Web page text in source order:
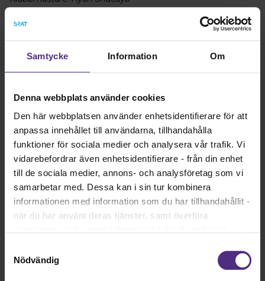
Samtycke Information Om
Denna webbplats använder cookies
Den här webbplatsen använder enhetsidentifierare för att
anpassa innehållet till användarna, tillhandahålla
funktioner för sociala medier och analysera vår trafik. Vi
vidarebefordrar även enhetsidentifierare - från din enhet
till de sociala medier, annons- och analysföretag som vi
samarbetar med. Dessa kan i sin tur kombinera
informationen med information som du har tillhandahållit -
när du har använt deras tjänster, samt överföra
Dock har vi lagt in anonymisering av IP-adress i
förhållande till Google Analytics. Du godkänner våra
Nödvändig
För ytterligare information och medlemsfrågor kontakta:
foretagare@tandhygienistforening.se
Följ oss på Facebook!
medlem, och inloggad, kan ladda ned.
eget, förenklad redovisning för enskilda näringsidkare,
bokföring och dataskyddsförordningen - vad gäller för
egenföretagare?
Frågor eller funderingar?
Har du frågor eller vill du veta mer? För information
Kontakta oss via mejl!